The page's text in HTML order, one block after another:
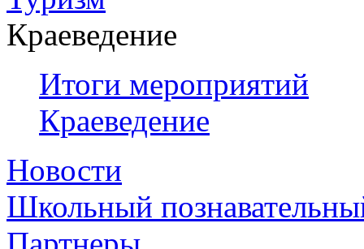
Краеведение
Итоги мероприятий
Краеведение
Новости
Школьный